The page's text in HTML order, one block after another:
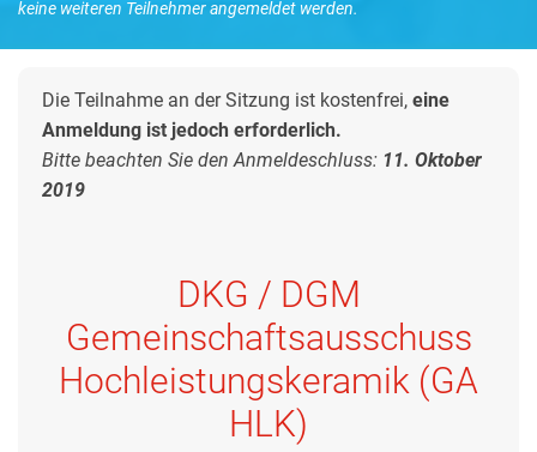
keine weiteren Teilnehmer angemeldet werden.
Die Teilnahme an der Sitzung ist kostenfrei, eine
Anmeldung ist jedoch erforderlich.
Bitte beachten Sie den Anmeldeschluss: 11. Oktober
2019
DKG / DGM
Gemeinschaftsausschuss
Hochleistungskeramik (GA
HLK)